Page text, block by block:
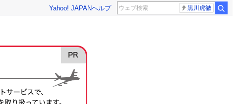
Yahoo! JAPANヘルプ 黒川虎徹